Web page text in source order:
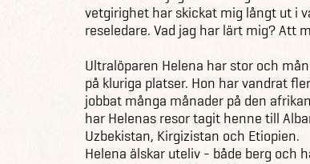
vetgirighet har skickat mig långt ut i
reseledare. Vad jag har lärt mig? Att
Ultralöparen Helena har stor och
på kluriga platser. Hon har vandrat
jobbat många månader på den
har Helenas resor tagit henne till
Uzbekistan, Kirgizistan och Etiopien.
Helena älskar uteliv - både berg och